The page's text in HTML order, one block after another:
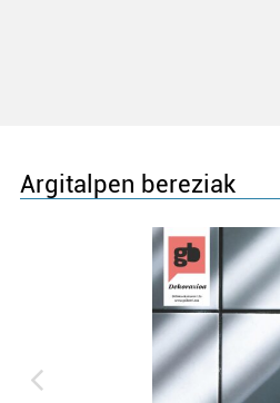
Argitalpen bereziak